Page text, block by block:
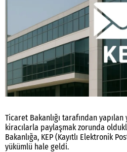
Ticaret Bakanlığı tarafından
kiracılarla paylaşmak zorunda
Bakanlığa, KEP (Kayıtlı Elektronik
yükümlü hale geldi.